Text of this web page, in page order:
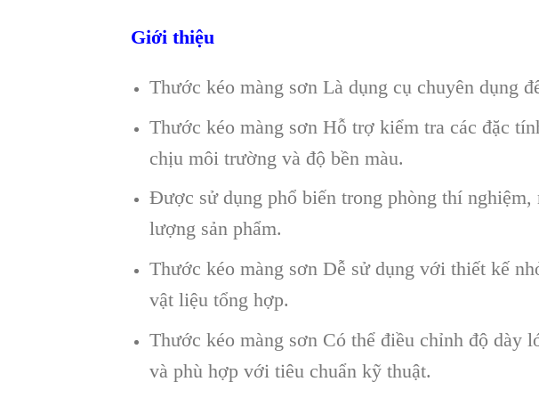
Giới thiệu
Thước kéo màng sơn Là dụng cụ chuyên dụng
Thước kéo màng sơn Hỗ trợ kiểm tra các đặc
chịu môi trường và độ bền màu.
Được sử dụng phổ biến trong phòng thí
lượng sản phẩm.
Thước kéo màng sơn Dễ sử dụng với thiết kế
vật liệu tổng hợp.
Thước kéo màng sơn Có thể điều chỉnh độ dày
và phù hợp với tiêu chuẩn kỹ thuật.